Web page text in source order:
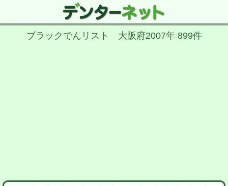
ブラックでんリスト 大阪府2007年 899件